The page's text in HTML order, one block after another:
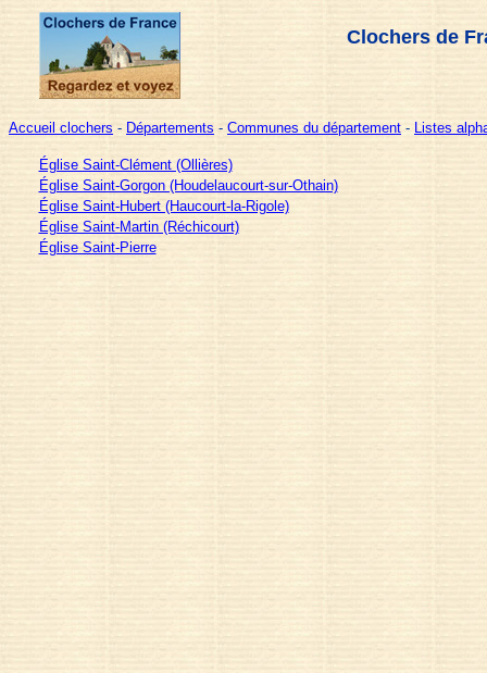
Clochers de
Accueil clochers - Départements - Communes du département - Listes
Église Saint-Clément (Ollières)
Église Saint-Gorgon (Houdelaucourt-sur-Othain)
Église Saint-Hubert (Haucourt-la-Rigole)
Église Saint-Martin (Réchicourt)
Église Saint-Pierre